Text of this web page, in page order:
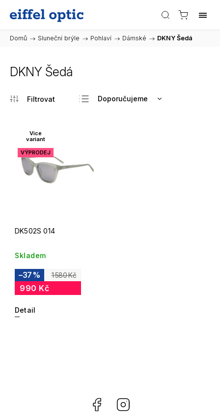
Domů / Sluneční brýle / Pohlaví / Dámské / DKNY Šedá
DKNY Šedá
Doporučujeme
Více
variant
VÝPRODEJ
DK502S 014
Skladem
1 580 Kč
–37 %
990 Kč
Detail
Facebook